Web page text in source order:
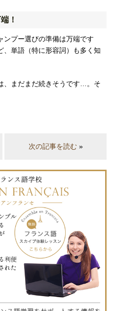
！
プー選びの準備は万端です
、単語（特に形容詞）も多く知
、まだまだ続きそうです…。そ
次の記事を読む»